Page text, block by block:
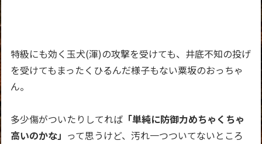
特級にも効く玉犬(渾)の攻撃を受けても、井底不知の投げ
を受けてもまったくひるんだ様子もない粟坂のおっちゃ
ん。
多少傷がついたりしてれば 「単純に防御力めちゃくちゃ
高いのかな」 って思うけど、汚れ一つついてないところ